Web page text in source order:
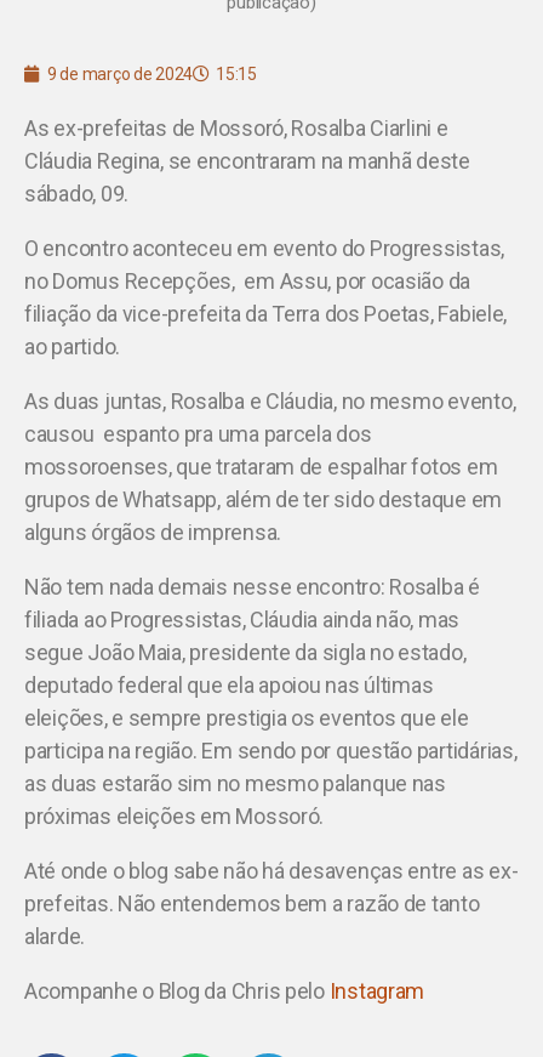
9 de março de 2024 15:15
As ex-prefeitas de Mossoró, Rosalba Ciarlini e
Cláudia Regina, se encontraram na manhã deste
sábado, 09.
O encontro aconteceu em evento do Progressistas,
no Domus Recepções, em Assu, por ocasião da
filiação da vice-prefeita da Terra dos Poetas, Fabiele,
ao partido.
As duas juntas, Rosalba e Cláudia, no mesmo evento,
causou espanto pra uma parcela dos
mossoroenses, que trataram de espalhar fotos em
grupos de Whatsapp, além de ter sido destaque em
alguns órgãos de imprensa.
Não tem nada demais nesse encontro: Rosalba é
filiada ao Progressistas, Cláudia ainda não, mas
segue João Maia, presidente da sigla no estado,
deputado federal que ela apoiou nas últimas
eleições, e sempre prestigia os eventos que ele
participa na região. Em sendo por questão partidárias,
as duas estarão sim no mesmo palanque nas
próximas eleições em Mossoró.
Até onde o blog sabe não há desavenças entre as ex-
prefeitas. Não entendemos bem a razão de tanto
alarde.
Acompanhe o Blog da Chris pelo Instagram